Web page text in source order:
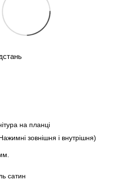
на планці
зовнішня і внутрішня)
сатин